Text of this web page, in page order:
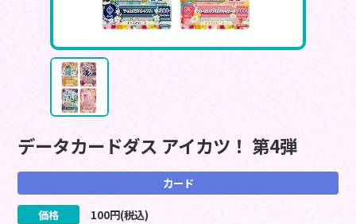
データカードダス アイカツ！ 第4弾
カード
価格 100円(税込)